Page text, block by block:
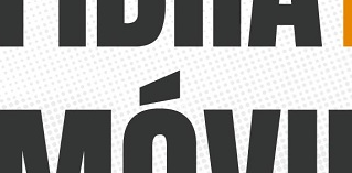
El edil de
colaboración
contribuyen al
La ayuda ha sido
Escuelas
Provincia de
Cristiana llena de
las calles de
en una multitudinaria
festera